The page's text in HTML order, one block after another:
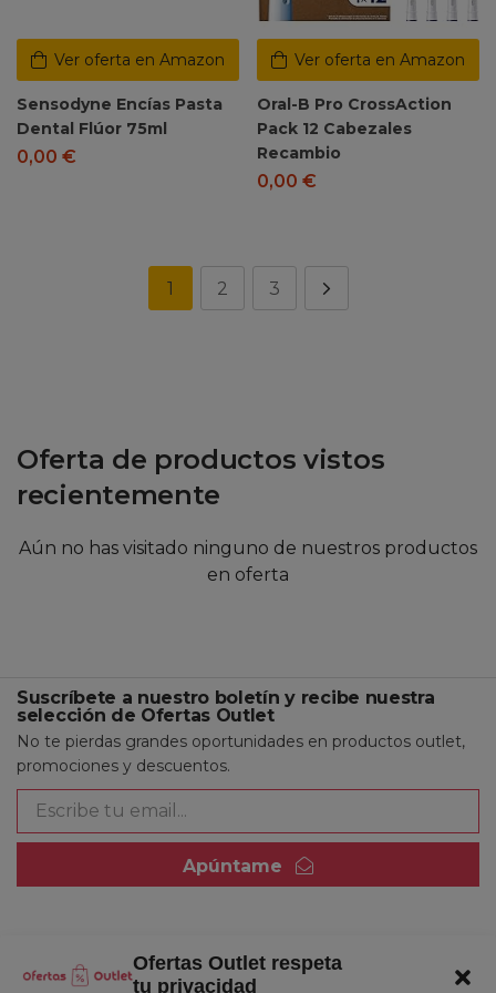
Ofertas Outlet respeta
tu privacidad
Ver oferta en Amazon
Sensodyne Encías Pasta
Dental Flúor 75ml
0,00 €
Ver oferta en Amazon
Oral-B Pro CrossAction
Pack 12 Cabezales
Recambio
0,00 €
1 2 3
Oferta de productos vistos
recientemente
Aún no has visitado ninguno de nuestros productos
en oferta
Suscríbete a nuestro boletín y recibe nuestra
selección de Ofertas Outlet
No te pierdas grandes oportunidades en productos outlet,
promociones y descuentos.
Apúntame
Quienes somos